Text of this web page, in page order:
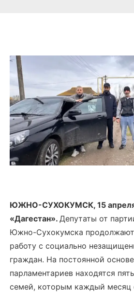
ЮЖНО-СУХОКУМСК, 15
«Дагестан». Депутаты от
Южно-Сухокумска
работу с социально
граждан. На постоянной
парламентариев находятся
семей, которым каждый месяц